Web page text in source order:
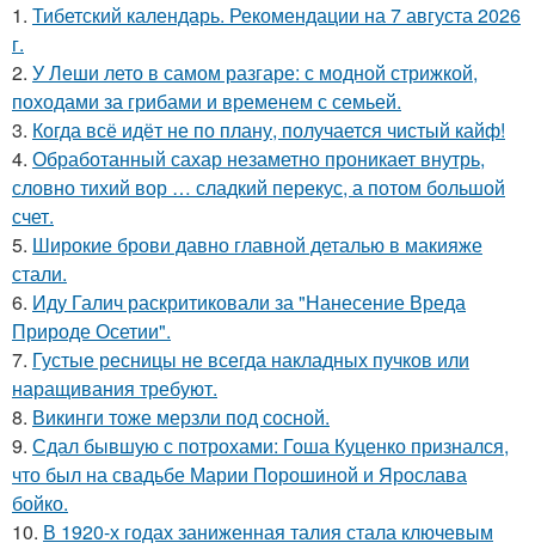
1. Тибетский календарь. Рекомендации на 7 августа 2026
г.
2. У Леши лето в самом разгаре: с модной стрижкой,
походами за грибами и временем с семьей.
3. Когда всё идёт не по плану, получается чистый кайф!
4. Обработанный сахар незаметно проникает внутрь,
словно тихий вор … сладкий перекус, а потом большой
счет.
5. Широкие брови давно главной деталью в макияже
стали.
6. Иду Галич раскритиковали за "Нанесение Вреда
Природе Осетии".
7. Густые ресницы не всегда накладных пучков или
наращивания требуют.
8. Викинги тоже мерзли под сосной.
9. Сдал бывшую с потрохами: Гоша Куценко признался,
что был на свадьбе Марии Порошиной и Ярослава
бойко.
10. В 1920-х годах заниженная талия стала ключевым